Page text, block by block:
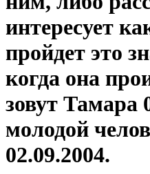
интересует
пройдет это
когда она
зовут Тамара
молодой
02.09.2004.